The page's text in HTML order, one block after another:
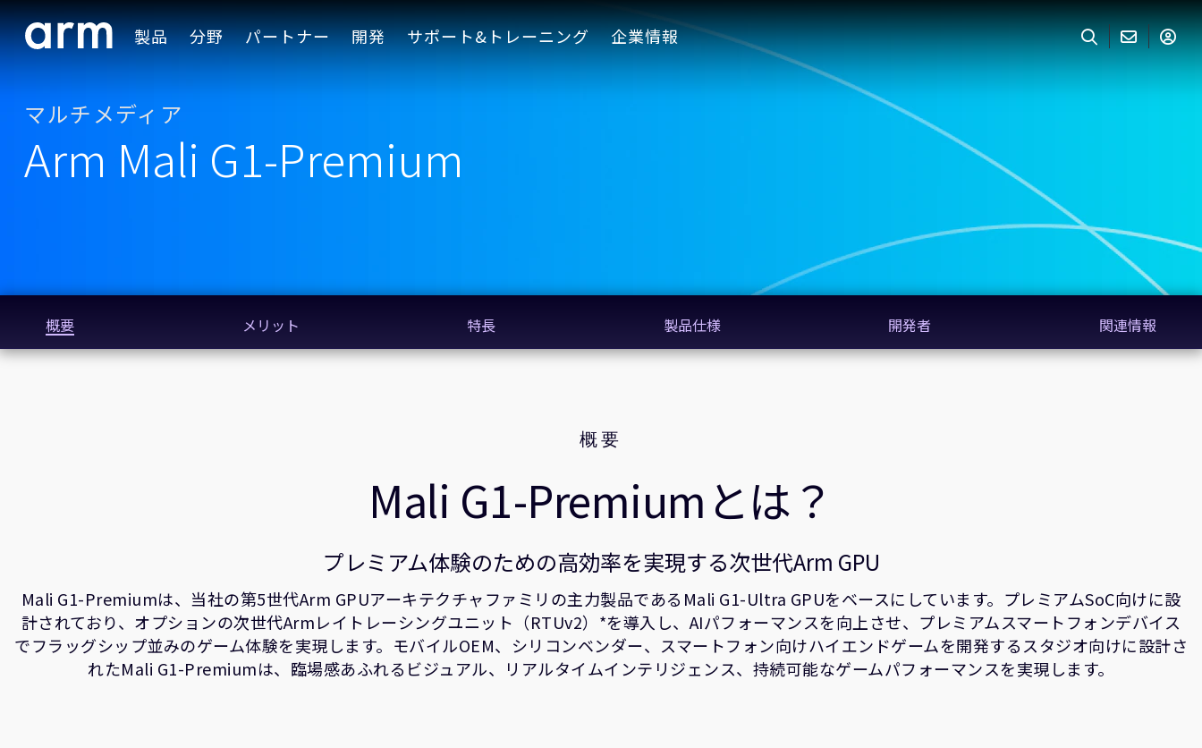
Skip to Main Content
Skip to Footer製品 分野 パートナー 開発 サポート&トレーニング 企業情報
マルチメディア
Arm Mali G1-Premium
概要 メリット 特長 製品仕様 開発者 関連情報
概要
Mali G1-Premiumとは？
プレミアム体験のための高効率を実現する次世代Arm GPU
Mali G1-Premiumは、当社の第5世代Arm GPUアーキテクチャファミリの主力製品であるMali G1-Ultra GPUをベースにしています。プレミアムSoC向けに設
計されており、オプションの次世代Armレイトレーシングユニット（RTUv2）*を導入し、AIパフォーマンスを向上させ、プレミアムスマートフォンデバイス
でフラッグシップ並みのゲーム体験を実現します。モバイルOEM、シリコンベンダー、スマートフォン向けハイエンドゲームを開発するスタジオ向けに設計さ
れたMali G1-Premiumは、臨場感あふれるビジュアル、リアルタイムインテリジェンス、持続可能なゲームパフォーマンスを実現します。